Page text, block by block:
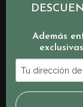
Además
Tu
dirección
de